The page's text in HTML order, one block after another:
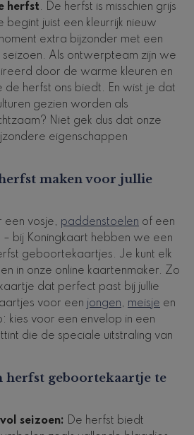
herfst. De herfst is misschien grijs
begint juist een kleurrijk nieuw
extra bijzonder met een
Als ontwerpteam zijn we
door de warme kleuren en
de herfst ons biedt. En wist je dat
gezien worden als
Niet gek dus dat onze
eigenschappen
maken voor jullie
een vosje, paddenstoelen of een
bij Koningkaart hebben we een
geboortekaartjes. Je kunt elk
in onze online kaartenmaker. Zo
dat perfect past bij jullie
voor een jongen, meisje en
kies voor een envelop in een
die de speciale uitstraling van
herfst geboortekaartje te
seizoen: De herfst biedt